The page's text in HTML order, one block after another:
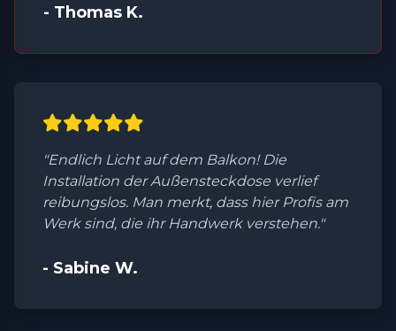
- Thomas K.
"Endlich Licht auf dem Balkon! Die
Installation der Außensteckdose verlief
reibungslos. Man merkt, dass hier Profis am
Werk sind, die ihr Handwerk verstehen."
- Sabine W.